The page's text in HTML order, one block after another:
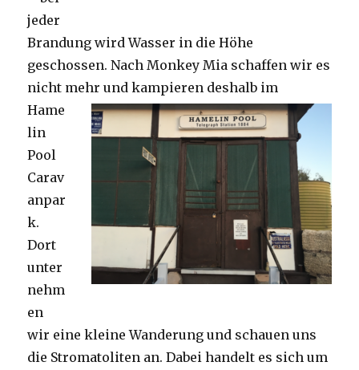
jeder
Brandung wird Wasser in die Höhe
geschossen. Nach Monkey Mia schaffen wir es
nicht mehr und kampieren deshalb im
Hame
lin
Pool
Carav
anpar
k.
Dort
unter
nehm
en
wir eine kleine Wanderung und schauen uns
die Stromatoliten an. Dabei handelt es sich um